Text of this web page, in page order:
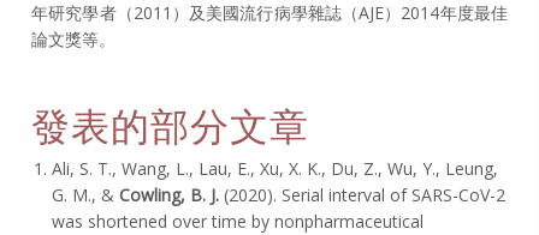
年研究學者（2011）及美國流行病學雜誌（AJE）2014年度最佳
論文獎等。
發表的部分文章
Ali, S. T., Wang, L., Lau, E., Xu, X. K., Du, Z., Wu, Y., Leung,
G. M., &Cowling, B. J. (2020). Serial interval of SARS-CoV-2
was shortened over time by nonpharmaceutical